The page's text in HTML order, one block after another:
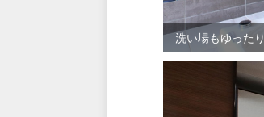
洗い場もゆったり